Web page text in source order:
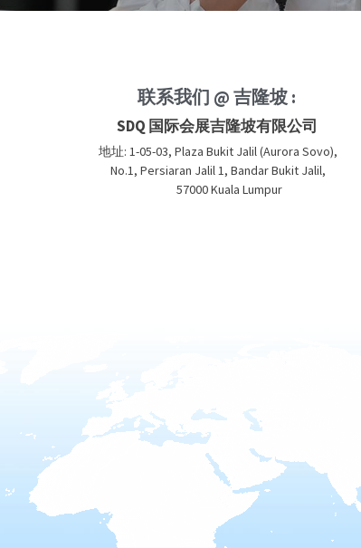
联系我们 @ 吉隆坡 :
SDQ 国际会展吉隆坡有限公司
地址: 1-05-03, Plaza Bukit Jalil (Aurora Sovo),
No.1, Persiaran Jalil 1, Bandar Bukit Jalil,
	57000 Kuala Lumpur